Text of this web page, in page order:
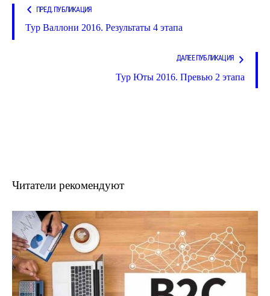
ПРЕД. ПУБЛИКАЦИЯ
Тур Валлони 2016. Результаты 4 этапа
ДАЛЕЕ ПУБЛИКАЦИЯ
Тур Юты 2016. Превью 2 этапа
Читатели рекомендуют